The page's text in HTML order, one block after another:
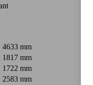
4633 mm
1817 mm
1722 mm
2583 mm